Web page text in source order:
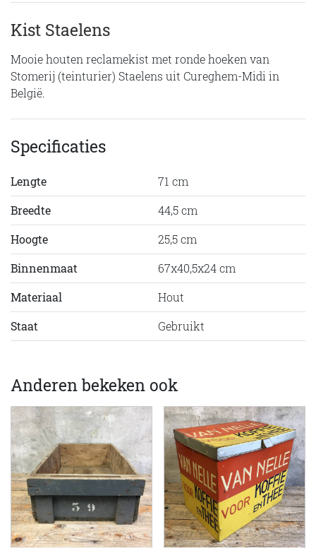
Kist Staelens
Mooie houten reclamekist met ronde hoeken van
Stomerij (teinturier) Staelens uit Cureghem-Midi in
België.
Specificaties
Lengte
71 cm
Breedte
44,5 cm
Hoogte
25,5 cm
Binnenmaat
67x40,5x24 cm
Materiaal
Hout
Staat
Gebruikt
Anderen bekeken ook